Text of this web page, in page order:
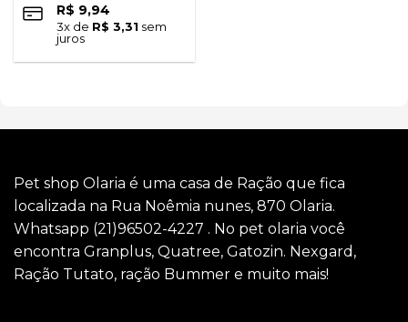
R$ 9,94
3x de R$ 3,31 sem
juros
Pet shop Olaria é uma casa de Ração que fica
localizada na Rua Noêmia nunes, 870 Olaria.
Whatsapp (21)96502-4227 . No pet olaria você
encontra Granplus, Quatree, Gatozin. Nexgard,
Ração Tutato, ração Bummer e muito mais!